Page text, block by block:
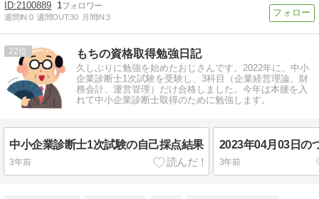
2100889 1
週間IN:0 週間OUT:30 月間IN:3
22 もちの資格取得勉強日記
久しぶりに勉強を始めたおじさんです。2022年に、中小
企業診断士1次試験を受験し、3科目（企業経営理論、財
務会計、運営管理）だけ合格しました。今年は本腰を入
れて中小企業診断士取得のために勉強します。
中小企業診断士1次試験の自己採点結果
3年前
2023年04月03日の
3年前